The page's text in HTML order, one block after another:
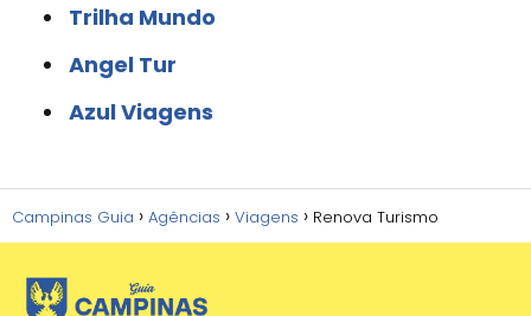
Trilha Mundo
Angel Tur
Azul Viagens
Campinas Guia Agências Viagens Renova Turismo